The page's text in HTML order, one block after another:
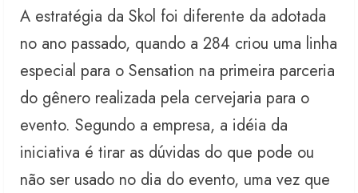
A estratégia da Skol foi diferente da adotada
no ano passado, quando a 284 criou uma linha
especial para o Sensation na primeira parceria
do gênero realizada pela cervejaria para o
evento. Segundo a empresa, a idéia da
iniciativa é tirar as dúvidas do que pode ou
não ser usado no dia do evento, uma vez que